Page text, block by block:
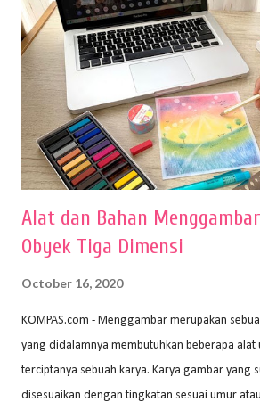
Alat dan Bahan
Obyek Tiga Dimensi
October 16, 2020
KOMPAS.com - Menggambar merupakan
yang didalamnya membutuhkan beberapa alat
terciptanya sebuah karya. Karya gambar yang
disesuaikan dengan tingkatan sesuai umur